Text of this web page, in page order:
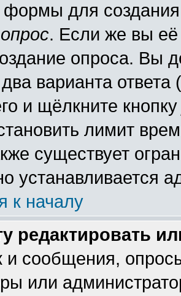
формы для
. Если же вы её
опроса. Вы
варианта ответа
и щёлкните
лимит
существует
устанавливается
к началу
редактировать
и сообщения,
или